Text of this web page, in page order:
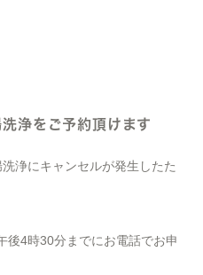
浄をご予約頂けます
浄にキャンセルが発生したた
後4時30分までにお電話でお申